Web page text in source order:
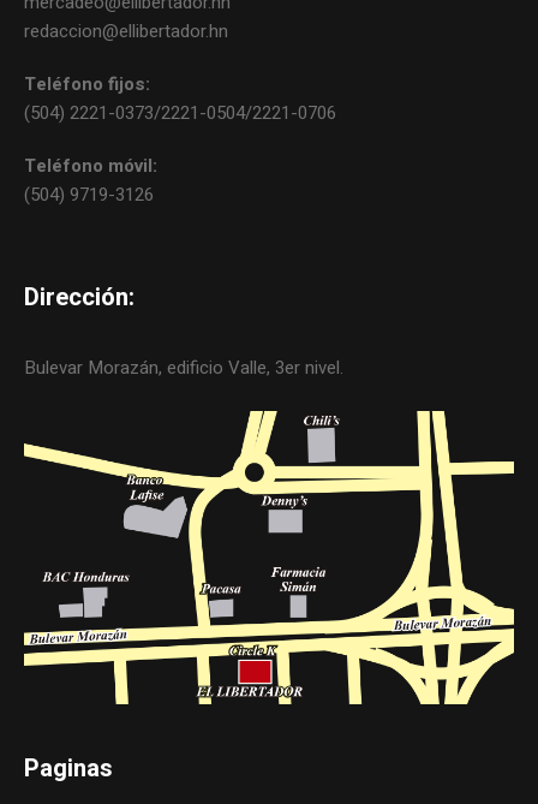
redaccion@ellibertador.hn
Teléfono fijos:
(504) 2221-0373/2221-0504/2221-0706
Teléfono móvil:
(504) 9719-3126
Dirección:
Bulevar Morazán, edificio Valle, 3er nivel.
Paginas